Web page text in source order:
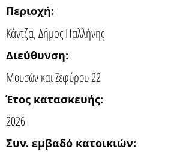
Περιοχή:
Κάντζα, Δήμος Παλλήνης
Διεύθυνση:
Μουσών και Ζεφύρου 22
Έτος κατασκευής:
2026
Συν. εμβαδό κατοικιών: